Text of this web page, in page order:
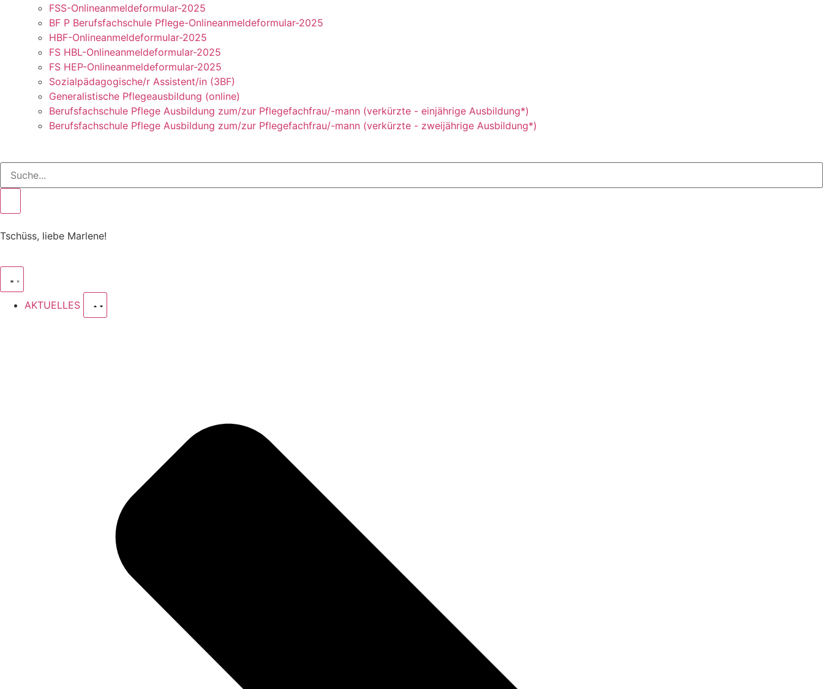
FSS-Onlineanmeldeformular-2025
BF P Berufsfachschule Pflege-Onlineanmeldeformular-2025
HBF-Onlineanmeldeformular-2025
FS HBL-Onlineanmeldeformular-2025
FS HEP-Onlineanmeldeformular-2025
Sozialpädagogische/r Assistent/in (3BF)
Generalistische Pflegeausbildung (online)
Berufsfachschule Pflege Ausbildung zum/zur Pflegefachfrau/-mann (verkürzte - einjährige Ausbildung*)
Berufsfachschule Pflege Ausbildung zum/zur Pflegefachfrau/-mann (verkürzte - zweijährige Ausbildung*)
Tschüss, liebe Marlene!
AKTUELLES